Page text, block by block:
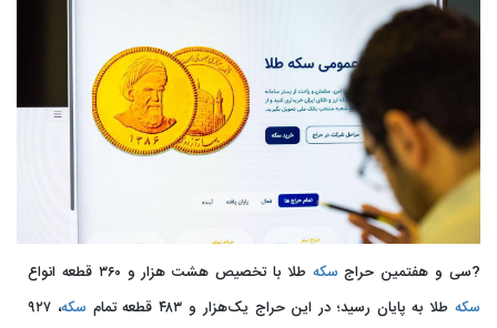
?سی و هفتمین حراج سکهطلا با تخصیص هشت هزار و ۳۶۰ قطعه انواع
سکهطلا به پایان رسید؛ در این حراج یک‌هزار و ۴۸۳ قطعه تمام سکه ، ۹۲۷